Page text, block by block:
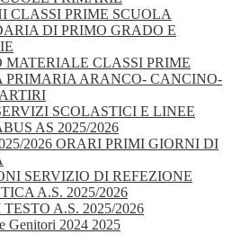
CLASSI PRIME SCUOLA
DI PRIMO GRADO E
MATERIALE CLASSI PRIME
PRIMARIA ARANCO- CANCINO-
SCOLASTICI E LINEE
AS 2025/2026
2026 ORARI PRIMI GIORNI DI
SERVIZIO DI REFEZIONE
A.S. 2025/2026
A.S. 2025/2026
Genitori 2024 2025